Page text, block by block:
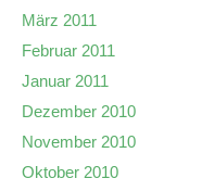
März 2011
Februar 2011
Januar 2011
Dezember 2010
November 2010
Oktober 2010